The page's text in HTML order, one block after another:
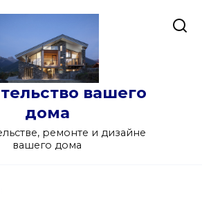
вашего
дома
ремонте и дизайне
вашего дома